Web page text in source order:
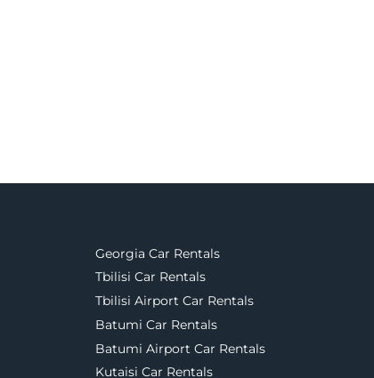
Georgia Car Rentals
Tbilisi Car Rentals
Tbilisi Airport Car Rentals
Batumi Car Rentals
Batumi Airport Car Rentals
Kutaisi Car Rentals